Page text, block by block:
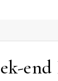
end